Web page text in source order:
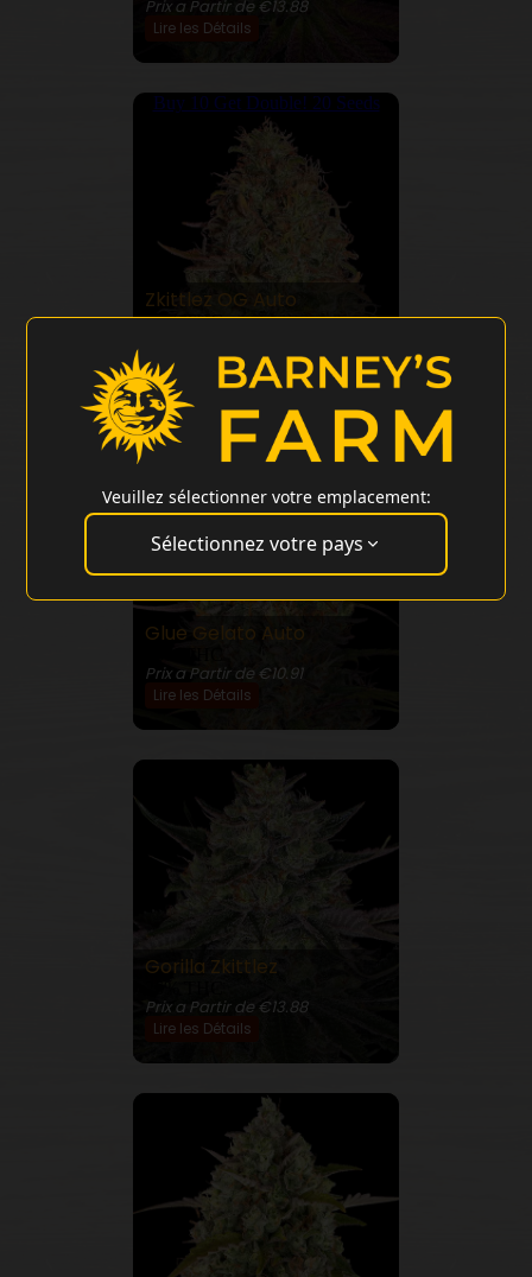
Prix a Partir de €13.88
Lire les Détails
Buy 10 Get Double! 20 Seeds
Zkittlez OG Auto
24% THC
Lire les Détails
Buy 10 Get Double! 20 Seeds
Glue Gelato Auto
Prix a Partir de €10.91
Lire les Détails
Gorilla Zkittlez
Prix a Partir de €13.88
Lire les Détails
Veuillez sélectionner votre emplacement:
Sélectionnez votre pays